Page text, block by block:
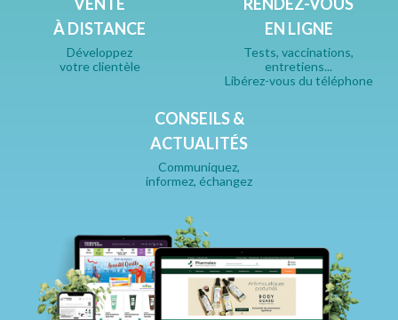
À DISTANCE
Développez
votre clientèle
EN LIGNE
Tests, vaccinations,
entretiens...
Libérez-vous du téléphone
CONSEILS &
ACTUALITÉS
Communiquez,
informez, échangez